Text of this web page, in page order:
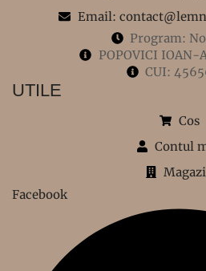
Email:
Program:
POPOVICI IOAN-
CUI:
UTILE
Cos
Contul
Facebook